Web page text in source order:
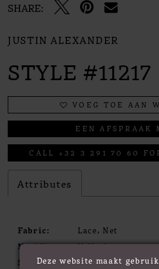
SHARE:
JUSTIN ALEXANDER
STYLE #11217
VOEG TOE AAN
EEN AFSPRAAK
CALL +32 3 291 70 60
Attributes
Fabric:
Lace, Net
Neckline:
V-Neck
Silhouette:
A- Line
Deze website maakt